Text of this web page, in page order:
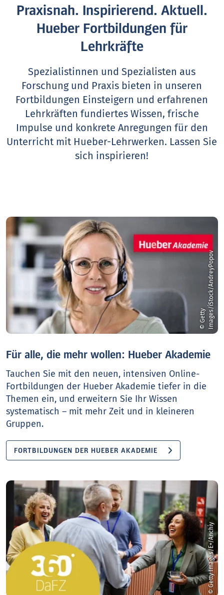
Praxisnah. Inspirierend. Aktuell.
Hueber Fortbildungen für
Lehrkräfte
Spezialistinnen und Spezialisten aus
Forschung und Praxis bieten in unseren
Fortbildungen Einsteigern und erfahrenen
Lehrkräften fundiertes Wissen, frische
Impulse und konkrete Anregungen für den
Unterricht mit Hueber-Lehrwerken. Lassen Sie
sich inspirieren!
©
G
e
t
t
y
I
m
a
g
e
s
/
i
S
t
o
c
k
/
A
n
d
r
e
y
P
o
p
ov
Für alle, die mehr wollen: Hueber Akademie
Tauchen Sie mit den neuen, intensiven Online-
Fortbildungen der Hueber Akademie tiefer in die
Themen ein, und erweitern Sie Ihr Wissen
systematisch – mit mehr Zeit und in kleineren
Gruppen.
FORTBILDUNGEN DER HUEBER AKADEMIE
© Getty Images/E+/Anchiy